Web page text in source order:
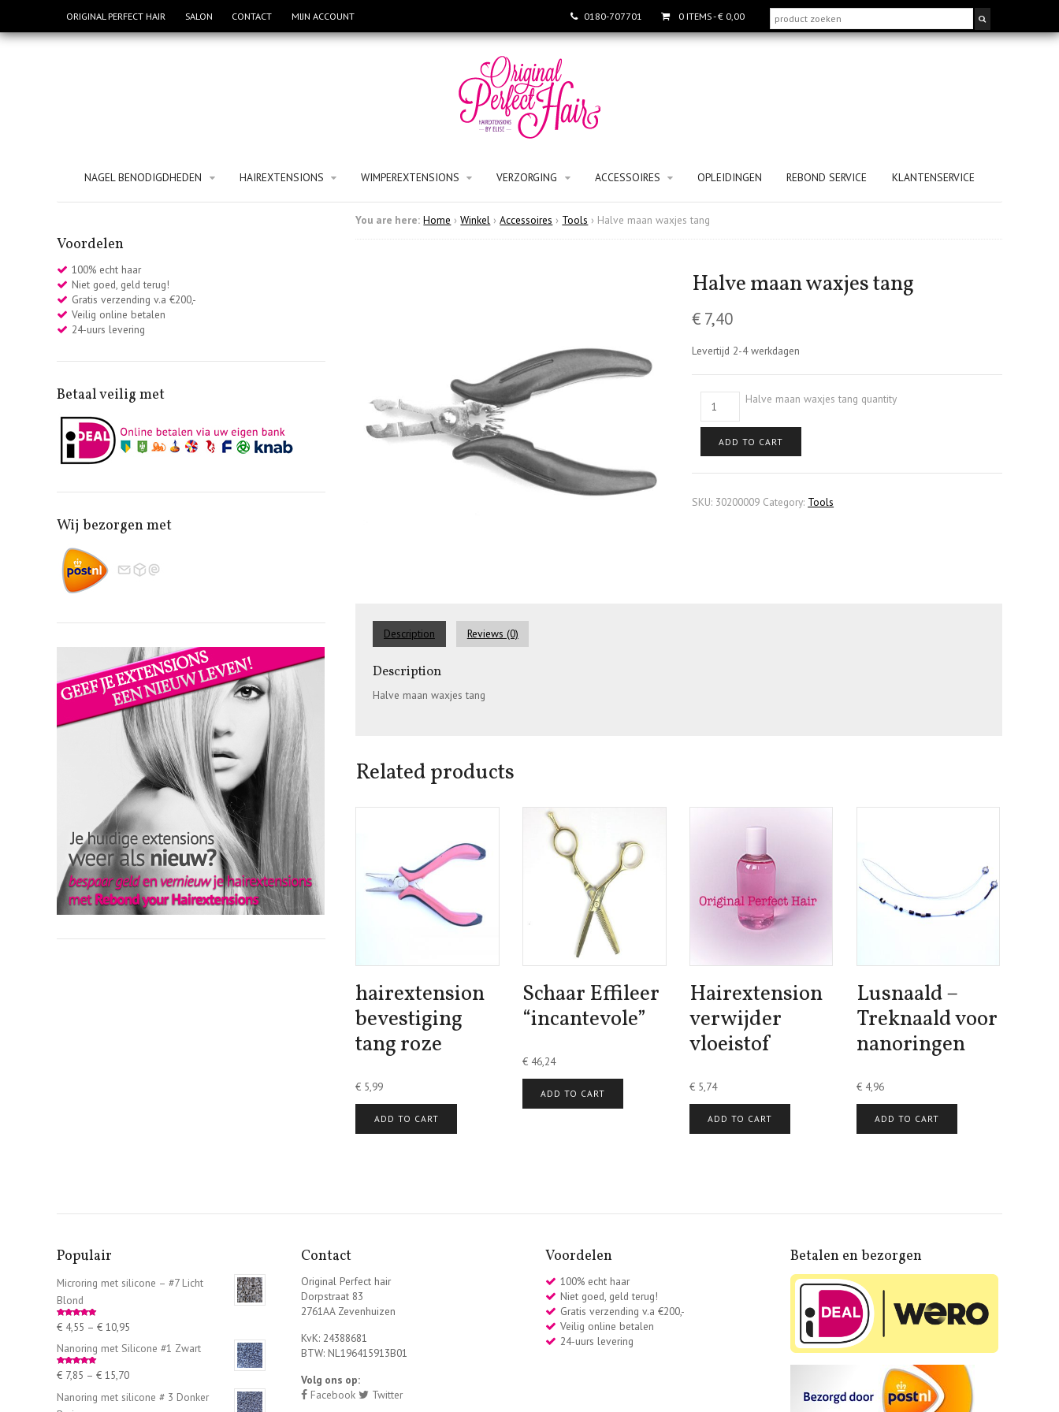
ORIGINAL PERFECT HAIR SALON CONTACT MIJN ACCOUNT 0 ITEMS- € 0,00
0180-707701
NAGEL BENODIGDHEDEN HAIREXTENSIONS WIMPEREXTENSIONS VERZORGING ACCESSOIRES OPLEIDINGEN REBOND SERVICE KLANTENSERVICE
You are here: Home › Winkel › Accessoires › Tools › Halve maan waxjes tang
Halve maan waxjes tang
€ 7,40
Levertijd 2-4 werkdagen
Halve maan waxjes tang quantity
ADD TO CART
SKU: 30200009 Category: Tools
Description Reviews (0)
Description
Halve maan waxjes tang
Related products
hairextension
bevestiging
tang roze
€ 5,99
ADD TO CART
Schaar Effileer
“incantevole”
€ 46,24
ADD TO CART
Hairextension
verwijder
vloeistof
€5,74
ADD TO CART
Lusnaald –
Treknaald voor
nanoringen
€4,96
ADD TO CART
Voordelen
100% echt haar
Niet goed, geld terug!
Gratis verzending v.a €200,-
Veilig online betalen
24-uurs levering
Betaal veilig met
Wij bezorgen met
Populair
Microring met silicone – #7 Licht
Blond
Rated5.00
out of 5
€ 4,55 – € 10,95
Nanoring met Silicone #1 Zwart
Rated5.00
out of 5
€ 7,85 – € 15,70
Nanoring met silicone # 3 Donker
Contact
Original Perfect hair
Dorpstraat 83
2761AA Zevenhuizen
KvK: 24388681
BTW: NL196415913B01
Volg ons op:
Facebook
Twitter
Voordelen
100% echt haar
Niet goed, geld terug!
Gratis verzending v.a €200,-
Veilig online betalen
24-uurs levering
Betalen en bezorgen